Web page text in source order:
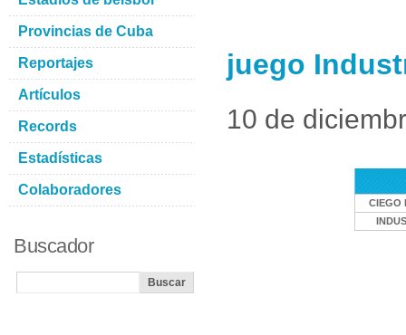
juego
10 de
CIEGO
Provincias de Cuba
Reportajes
Artículos
Records
Estadísticas
Colaboradores
Buscador